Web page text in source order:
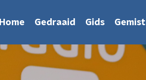
Home Gedraaid Gids Gemist